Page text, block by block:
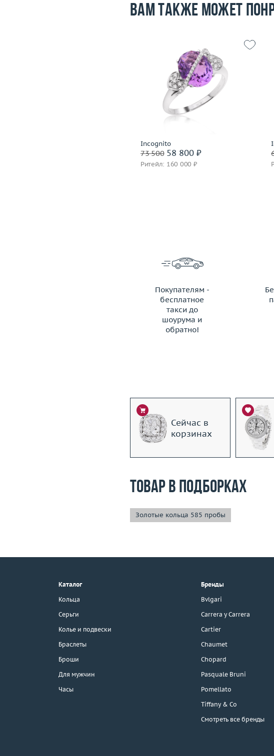
г. Москва, Тихвинский пер., д. 7,
3D-тур по шоуруму
Вам также может
Incognito
73 50058 800 ₽
Ритейл: 160 000 ₽
Материал
золото 585 пробы
Подробнее
Покупателям -
бесплатное
такси до
шоурума и
обратно!
ЗАКАЗАТЬ ТАКСИ
Сейчас в
корзинах
Товар в подборках
Золотые кольца 585 пробы
Каталог
Кольца
Серьги
Колье и подвески
Браслеты
Броши
Для мужчин
Часы
Бренды
Bvlgari
Carrera y Carrera
Cartier
Chaumet
Chopard
Pasquale Bruni
Pomellato
Tiffany & Co
Смотреть все бренды